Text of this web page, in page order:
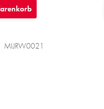
MIJRW0021